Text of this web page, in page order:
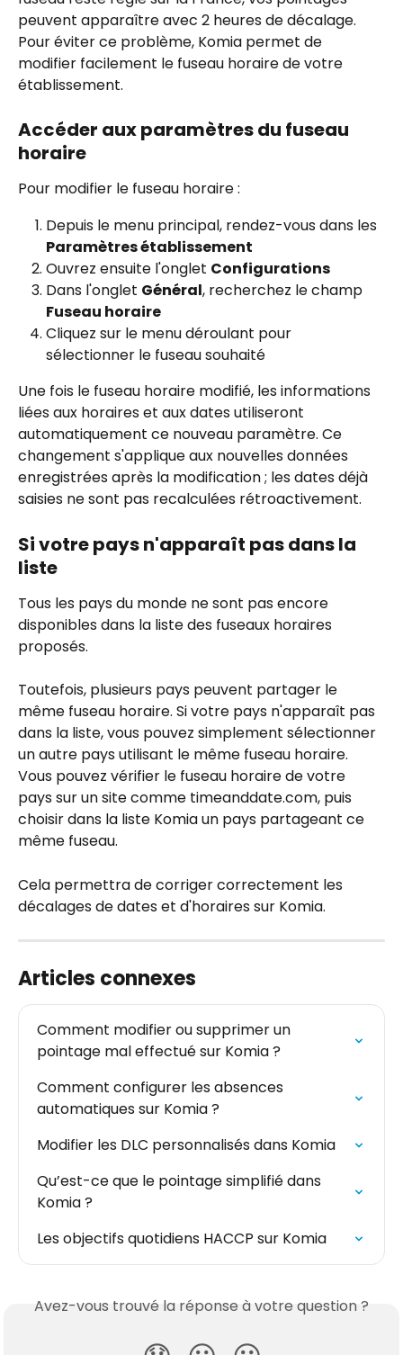
peuvent apparaître avec 2 heures de décalage.
Pour éviter ce problème, Komia permet de
modifier facilement le fuseau horaire de votre
établissement.
Accéder aux paramètres du fuseau
horaire
Pour modifier le fuseau horaire :
Depuis le menu principal, rendez-vous dans les
Paramètres établissement
Ouvrez ensuite l'onglet Configurations
Dans l'onglet Général, recherchez le champ
Fuseau horaire
Cliquez sur le menu déroulant pour
sélectionner le fuseau souhaité
Une fois le fuseau horaire modifié, les informations
liées aux horaires et aux dates utiliseront
automatiquement ce nouveau paramètre. Ce
changement s'applique aux nouvelles données
enregistrées après la modification ; les dates déjà
saisies ne sont pas recalculées rétroactivement.
Si votre pays n'apparaît pas dans la
liste
Tous les pays du monde ne sont pas encore
disponibles dans la liste des fuseaux horaires
proposés.
Toutefois, plusieurs pays peuvent partager le
même fuseau horaire. Si votre pays n'apparaît pas
dans la liste, vous pouvez simplement sélectionner
un autre pays utilisant le même fuseau horaire.
Vous pouvez vérifier le fuseau horaire de votre
pays sur un site comme timeanddate.com, puis
choisir dans la liste Komia un pays partageant ce
même fuseau.
Cela permettra de corriger correctement les
décalages de dates et d'horaires sur Komia.
Articles connexes
Comment modifier ou supprimer un
pointage mal effectué sur Komia ?
Comment configurer les absences
automatiques sur Komia ?
Modifier les DLC personnalisés dans Komia
Qu’est-ce que le pointage simplifié dans
Komia ?
Les objectifs quotidiens HACCP sur Komia
Avez-vous trouvé la réponse à votre question ?